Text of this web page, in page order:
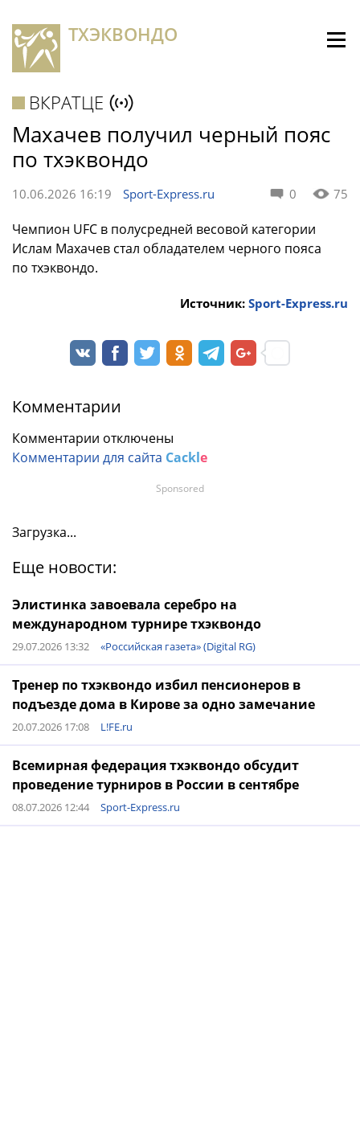
ТХЭКВОНДО
ВКРАТЦЕ
Махачев получил черный пояс
по тхэквондо
0 75
10.06.2026 16:19 Sport-Express.ru
Чемпион UFC в полусредней весовой категории
Ислам Махачев стал обладателем черного пояса
по тхэквондо.
Источник: Sport-Express.ru
Комментарии
Комментарии отключены
Комментарии для сайта Cackle
Загрузка...
Еще новости:
Элистинка завоевала серебро на
международном турнире тхэквондо
29.07.2026 13:32 «Российская газета» (Digital RG)
Тренер по тхэквондо избил пенсионеров в
подъезде дома в Кирове за одно замечание
20.07.2026 17:08 L!FE.ru
Всемирная федерация тхэквондо обсудит
проведение турниров в России в сентябре
08.07.2026 12:44 Sport-Express.ru
Sponsored